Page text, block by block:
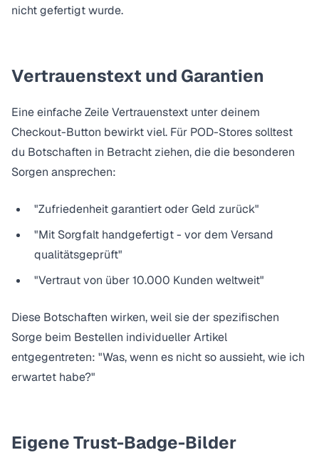
nicht gefertigt wurde.
Vertrauenstext und Garantien
Eine einfache Zeile Vertrauenstext unter deinem
Checkout-Button bewirkt viel. Für POD-Stores solltest
du Botschaften in Betracht ziehen, die die besonderen
Sorgen ansprechen:
"Zufriedenheit garantiert oder Geld zurück"
"Mit Sorgfalt handgefertigt - vor dem Versand
qualitätsgeprüft"
"Vertraut von über 10.000 Kunden weltweit"
Diese Botschaften wirken, weil sie der spezifischen
Sorge beim Bestellen individueller Artikel
entgegentreten: "Was, wenn es nicht so aussieht, wie ich
erwartet habe?"
Eigene Trust-Badge-Bilder